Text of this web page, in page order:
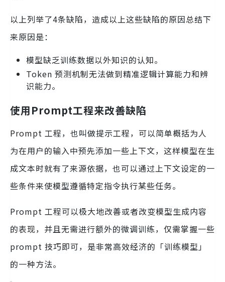
以上列举了4条缺陷，造成以上这些缺陷的原因总结下
来原因是：
模型缺乏训练数据以外知识的认知。
Token 预测机制无法做到精准逻辑计算能力和辨
识能力。
使用Prompt工程来改善缺陷
Prompt 工程，也叫做提示工程，可以简单概括为人
为在用户的输入中预先添加一些上下文，这样模型在生
成文本时就有了来源依据，也可以通过上下文设定的一
些条件来使模型遵循特定指令执行某些任务。
Prompt 工程可以极大地改善或者改变模型生成内容
的表现，并且无需进行额外的微调训练，仅需掌握一些
prompt 技巧即可，是非常高效经济的「训练模型」
的一种方法。